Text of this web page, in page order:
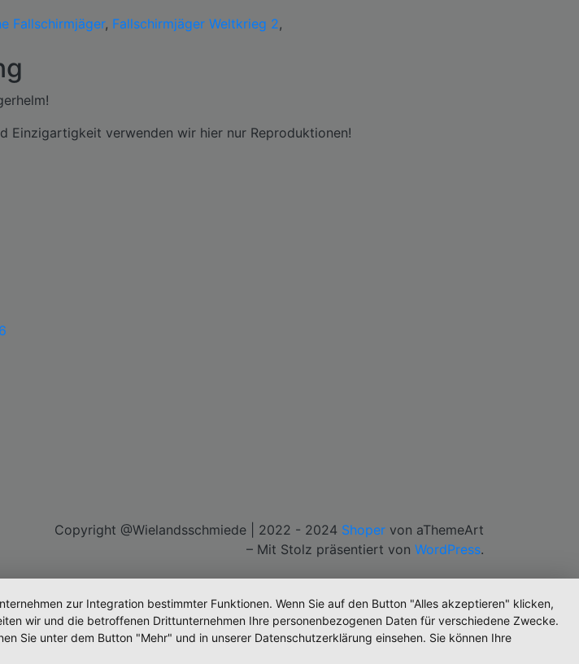
Fallschirmjäger, Fallschirmjäger Weltkrieg 2,
Einzigartigkeit verwenden wir hier nur Reproduktionen!
Copyright @Wielandsschmiede | 2022 - 2024 Shoper von aThemeArt
– Mit Stolz präsentiert von WordPress.
zur Integration bestimmter Funktionen. Wenn Sie auf den Button "Alles akzeptieren" klicken,
wir und die betroffenen Drittunternehmen Ihre personenbezogenen Daten für verschiedene Zwecke.
Sie unter dem Button "Mehr" und in unserer Datenschutzerklärung einsehen. Sie können Ihre